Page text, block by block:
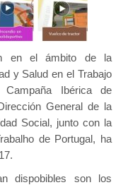
en el ámbito de la
y Salud en el Trabajo
Ibérica de
General de la
Social, junto con la
de Portugal, ha
dispobibles son los